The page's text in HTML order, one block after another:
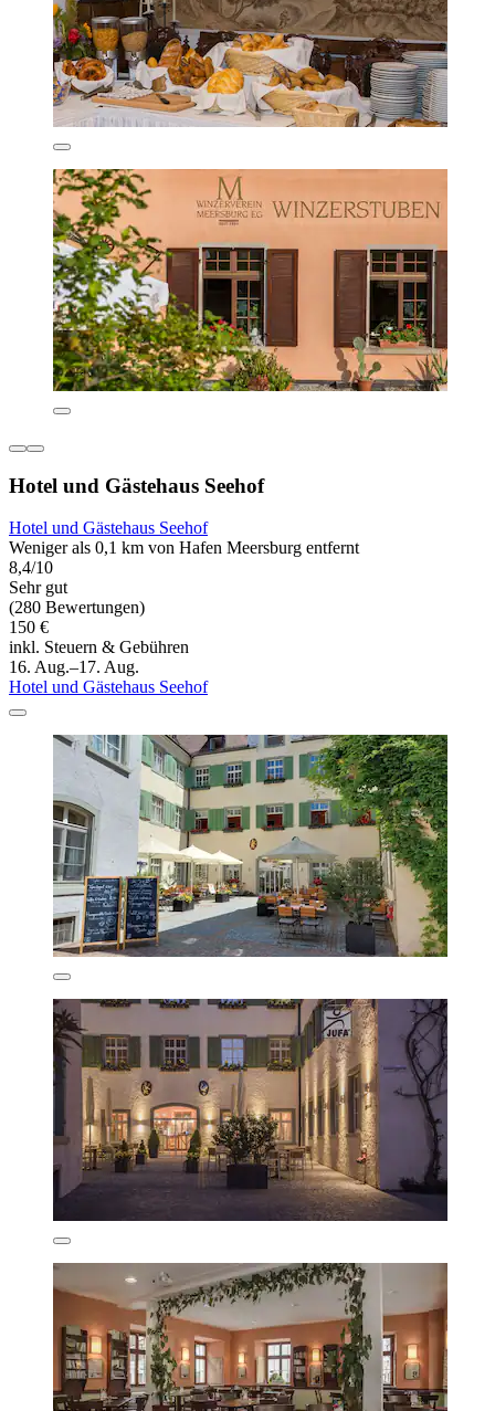
Hotel und Gästehaus Seehof
Hotel und Gästehaus Seehof
Weniger als 0,1 km von Hafen Meersburg entfernt
8,4/10
Sehr gut
(280 Bewertungen)
150 €
inkl. Steuern & Gebühren
16. Aug.–17. Aug.
Hotel und Gästehaus Seehof